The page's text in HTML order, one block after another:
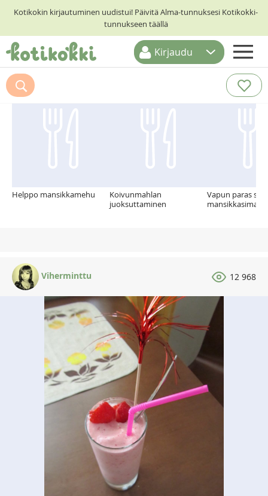
Kotikokin kirjautuminen uudistui! Päivitä Alma-tunnuksesi Kotikokki-
tunnukseen täällä
ETUSIVU
RESEPTIHAKU
Kirjaudu
Suosittelemme myös
Helppo mansikkamehu
Koivunmahlan
juoksuttaminen
Vapun paras
mansikkasima
Viherminttu 12 968